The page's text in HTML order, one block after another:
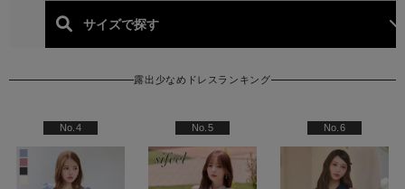
露出少なめドレスランキング
人気ランキング (胸元隠し
No.4 No.5 No.6